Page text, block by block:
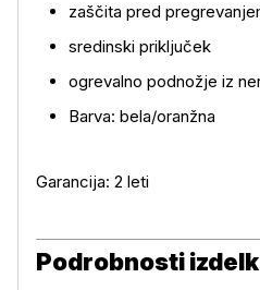
zaščita pred
sredinski priključek
ogrevalno podnožje iz
Barva: bela/oranžna
Garancija: 2 leti
Podrobnosti